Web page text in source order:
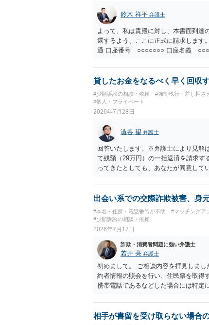
鈴木 祥平 弁護士
よって、私は貴殿に対し、本書面到達
還するよう、ここに正式に請求し
通 口座番号 ○○○○○○○ 口座名義 ○○○○
を求める民事訴訟、支払督促その他必
の他法令上認められる金員についても
との取引関係や返金時期などの内部事
ものではありません。 これ以上、本件
貸したお金をなるべく早く回収
#少額訴訟の相談・依頼 #強制執行・差し押さえ
#個人・プライベート
2026年7月28日
澁谷 望 弁護士
回答いたします。※弁護士により見解
て残額（29万円）の一括返済を請求す
ってきたとしても、あなたが同意して
す。 分割拒否と一括請求の通知：
一括払いを求める」旨を明確に伝えま
い。 相手が購入した高額商品（
交渉に臨むのが現実的かと思います。
出会い系での交際詐欺被害、身
#本名・住所・電話番号が不明 #マッチングア
#少額訴訟の相談・依頼
2026年7月17日
詐欺・消費者問題に強い弁護士
若井 亮 弁護士
初めまして。 ご相談内容を拝見しま
約者情報の照会を行い、住民票を取得
携帯電話であるなどした場合には特定
を特定した後は、返金の理屈があるか
請求ができません。 詐欺を含め、当
相手が書留を受け取らない場合